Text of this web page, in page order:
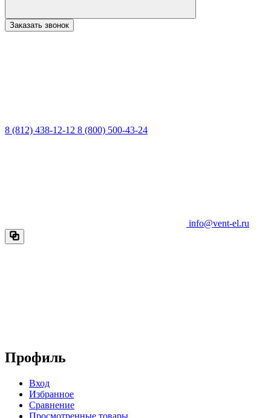
Заказать звонок
8 (812) 438-12-12 8 (800) 500-43-24
info@vent-el.ru
Профиль
Вход
Избранное
Сравнение
Просмотренные товары